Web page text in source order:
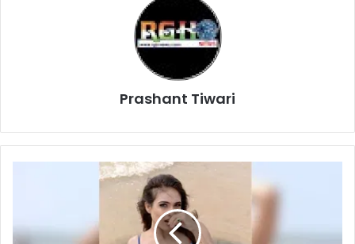
Prashant Tiwari
किनारे